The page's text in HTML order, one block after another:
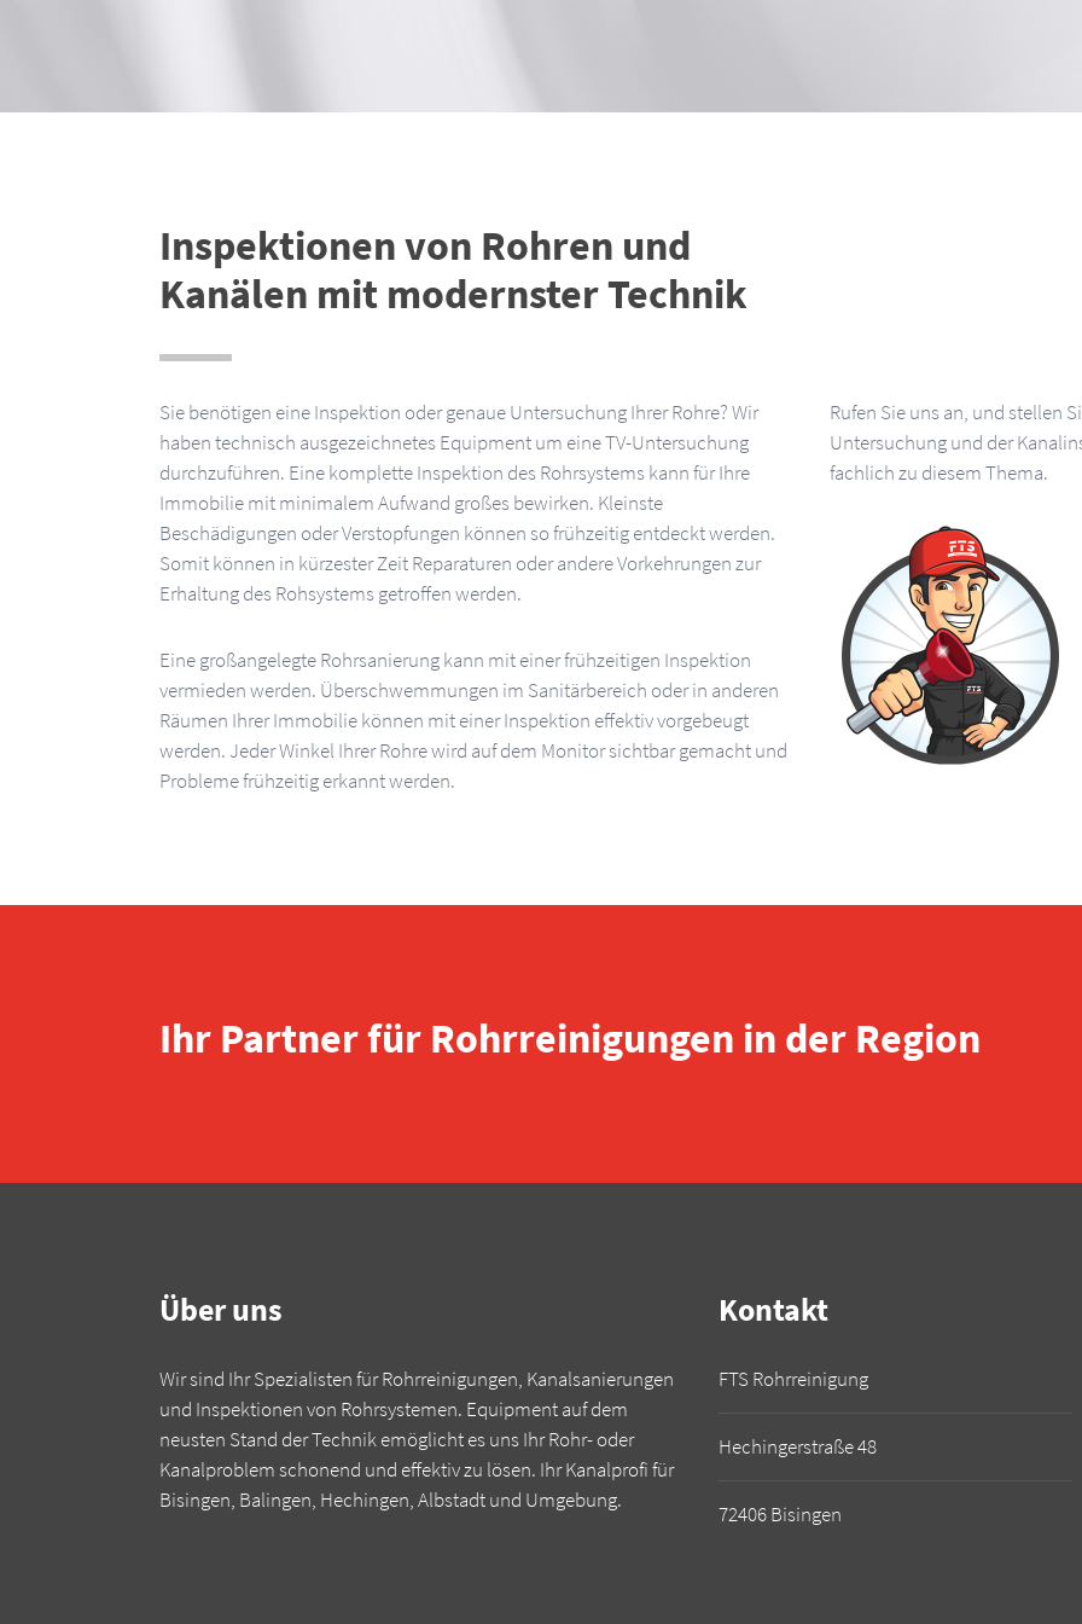
Inspektionen von Rohren und
Kanälen mit modernster Technik
Sie benötigen eine Inspektion oder genaue Untersuchung Ihrer Rohre? Wir
haben technisch ausgezeichnetes Equipment um eine TV-Untersuchung
durchzuführen. Eine komplette Inspektion des Rohrsystems kann für Ihre
Immobilie mit minimalem Aufwand großes bewirken. Kleinste
Beschädigungen oder Verstopfungen können so frühzeitig entdeckt werden.
Somit können in kürzester Zeit Reparaturen oder andere Vorkehrungen zur
Erhaltung des Rohsystems getroffen werden.
Eine großangelegte Rohrsanierung kann mit einer frühzeitigen Inspektion
vermieden werden. Überschwemmungen im Sanitärbereich oder in anderen
Räumen Ihrer Immobilie können mit einer Inspektion effektiv vorgebeugt
werden. Jeder Winkel Ihrer Rohre wird auf dem Monitor sichtbar gemacht und
Probleme frühzeitig erkannt werden.
Rufen Sie uns an, und stellen
Untersuchung und der
fachlich zu diesem Thema.
Ihr Partner für Rohrreinigungen in der Region
Kontakt
FTS Rohrreinigung
Hechingerstraße 48
72406 Bisingen
Über uns
Wir sind Ihr Spezialisten für Rohrreinigungen, Kanalsanierungen
und Inspektionen von Rohrsystemen. Equipment auf dem
neusten Stand der Technik emöglicht es uns Ihr Rohr- oder
Kanalproblem schonend und effektiv zu lösen. Ihr Kanalprofi für
Bisingen, Balingen, Hechingen, Albstadt und Umgebung.